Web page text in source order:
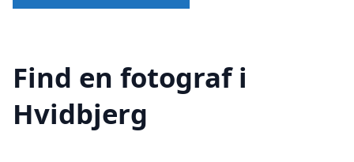
Find en fotograf i
Hvidbjerg